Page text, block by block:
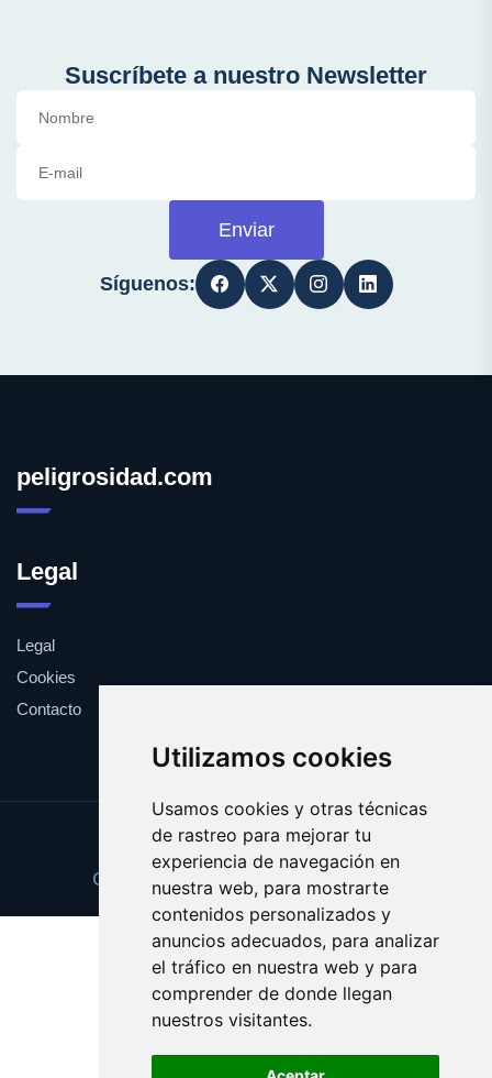
Utilizamos cookies
Usamos cookies y otras técnicas
de rastreo para mejorar tu
experiencia de navegación en
nuestra web, para mostrarte
contenidos personalizados y
anuncios adecuados, para analizar
el tráfico en nuestra web y para
comprender de donde llegan
nuestros visitantes.
Suscríbete a nuestro Newsletter
Enviar
Síguenos:
peligrosidad.com
Legal
Legal
Cookies
Contacto
Update cookies preferences
Copyright © 2025 peligrosidad.com